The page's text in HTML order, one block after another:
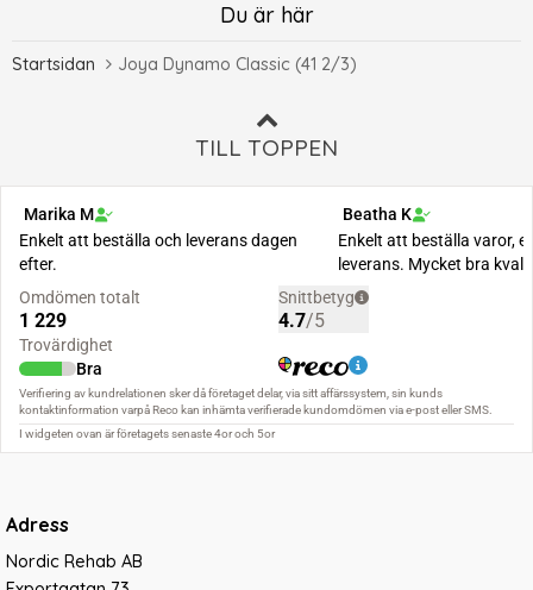
Du är här
Startsidan Joya Dynamo Classic (41 2/3)
TILL TOPPEN
Adress
Nordic Rehab AB